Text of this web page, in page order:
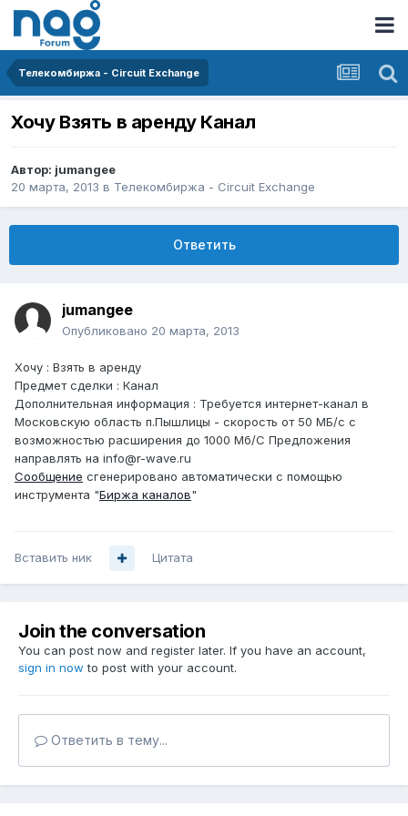
Телекомбиржа - Circuit Exchange
Хочу Взять в аренду Канал
Автор: jumangee
20 марта, 2013 в Телекомбиржа - Circuit Exchange
Ответить
jumangee
Опубликовано 20 марта, 2013
Хочу : Взять в аренду
Предмет сделки : Канал
Дополнительная информация : Требуется интернет-канал в
Московскую область п.Пышлицы - скорость от 50 МБ/с с
возможностью расширения до 1000 Мб/С Предложения
направлять на info@r-wave.ru
Сообщение сгенерировано автоматически с помощью
инструмента "Биржа каналов"
Вставить ник Цитата
Join the conversation
You can post now and register later. If you have an account,
sign in now to post with your account.
Ответить в тему...